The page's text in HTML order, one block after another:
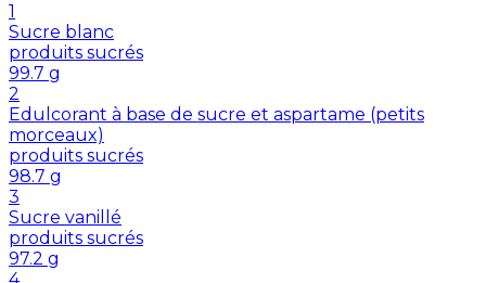
1
Sucre blanc
produits sucrés
99.7 g
2
Edulcorant à base de sucre et aspartame (petits
morceaux)
produits sucrés
98.7 g
3
Sucre vanillé
produits sucrés
97.2 g